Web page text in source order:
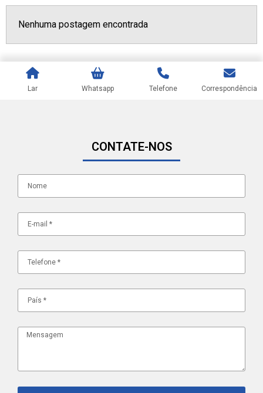
Nenhuma postagem encontrada
Lar Whatsapp Telefone Correspondência
CONTATE-NOS